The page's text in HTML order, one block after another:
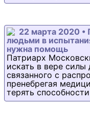
22 марта 2020 •
людьми в
нужна помощь
Патриарх
искать в вере
связанного с
пренебрегая
терять